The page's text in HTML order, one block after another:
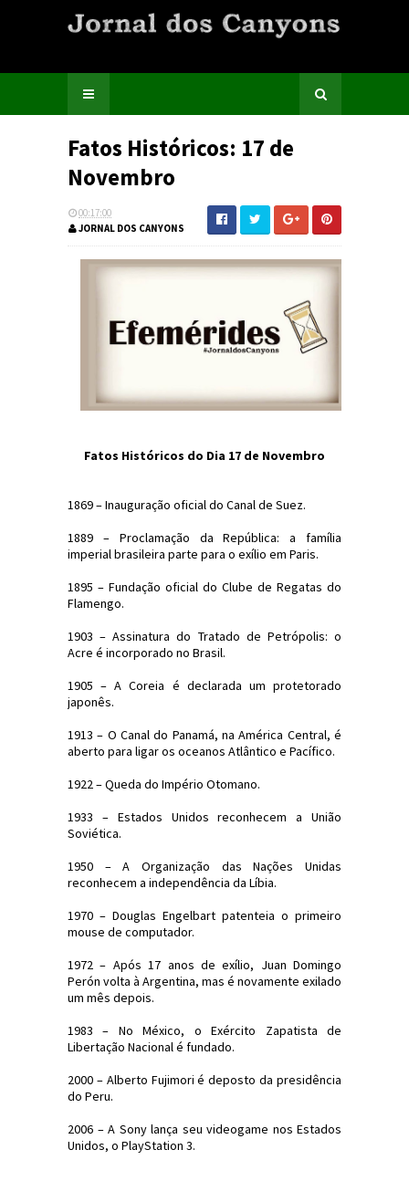
Fatos Históricos: 17 de
Novembro
00:17:00
JORNAL DOS CANYONS
Fatos Históricos do Dia 17 de Novembro
1869 – Inauguração oficial do Canal de Suez.
1889 – Proclamação da República: a família
imperial brasileira parte para o exílio em Paris.
1895 – Fundação oficial do Clube de Regatas do
Flamengo.
1903 – Assinatura do Tratado de Petrópolis: o
Acre é incorporado no Brasil.
1905 – A Coreia é declarada um protetorado
japonês.
1913 – O Canal do Panamá, na América Central, é
aberto para ligar os oceanos Atlântico e Pacífico.
1922 – Queda do Império Otomano.
1933 – Estados Unidos reconhecem a União
Soviética.
1950 – A Organização das Nações Unidas
reconhecem a independência da Líbia.
1970 – Douglas Engelbart patenteia o primeiro
mouse de computador.
1972 – Após 17 anos de exílio, Juan Domingo
Perón volta à Argentina, mas é novamente exilado
um mês depois.
1983 – No México, o Exército Zapatista de
Libertação Nacional é fundado.
2000 – Alberto Fujimori é deposto da presidência
do Peru.
2006 – A Sony lança seu videogame nos Estados
Unidos, o PlayStation 3.